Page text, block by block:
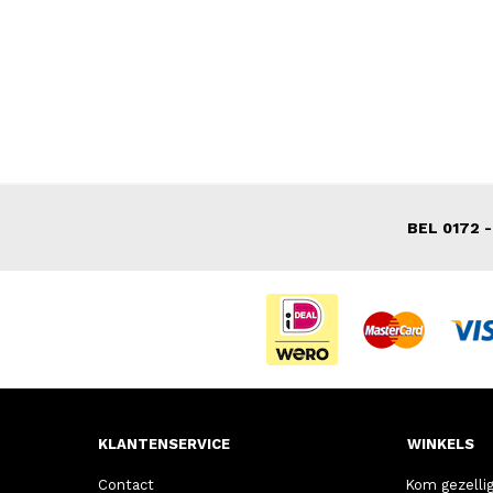
BEL 0172
KLANTENSERVICE
Contact
WINKELS
Kom